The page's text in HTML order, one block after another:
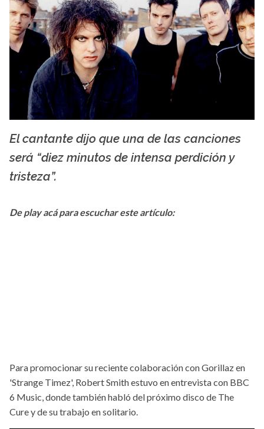
Facebook The Cure
El cantante dijo que una de las canciones
será “diez minutos de intensa perdición y
tristeza”.
De play acá para escuchar este artículo:
Para promocionar su reciente colaboración con Gorillaz en
'Strange Timez', Robert Smith estuvo en entrevista con BBC
6 Music, donde también habló del próximo disco de The
Cure y de su trabajo en solitario.